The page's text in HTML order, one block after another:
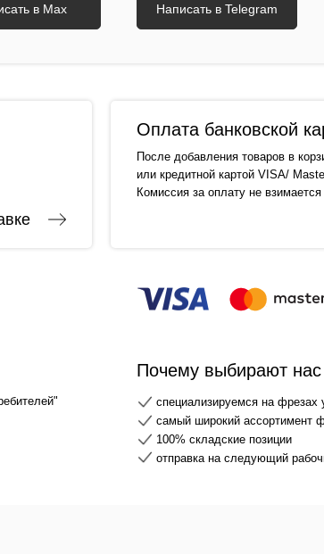
в Max Написать в Telegram
Оплата банковской
После добавления товаров в
или кредитной картой VISA/
Комиссия за оплату не взимается
Почему выбирают нас
специализируемся на фрезах
самый широкий ассортимент
100% складские позиции
отправка на следующий